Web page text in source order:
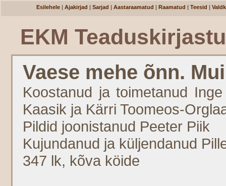
Esilehele | Ajakirjad | Sarjad | Aastaraamatud | Raamatud | Teesid |
EKM
Vaese mehe õnn.
Koostanud ja toimetanud
Kaasik ja Kärri Toomeos-
Pildid joonistanud Peeter Piik
Kujundanud ja küljendanud
347 lk, kõva köide